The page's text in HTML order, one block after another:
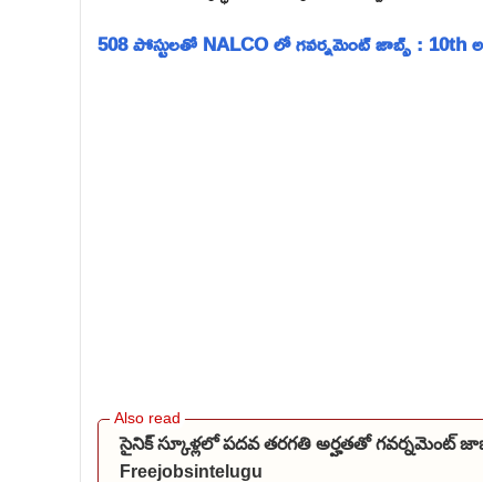
508 పోస్టులతో NALCO లో గవర్నమెంట్ జాబ్స్ : 10th
సైనిక్ స్కూళ్లలో పదవ తరగతి అర్హతతో గవర్నమెంట్
Freejobsintelugu